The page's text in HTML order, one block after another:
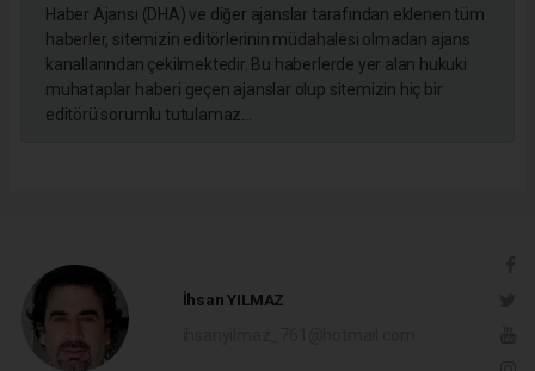
Haber Ajansı (DHA) ve diğer ajanslar tarafından eklenen tüm
haberler, sitemizin editörlerinin müdahalesi olmadan ajans
kanallarından çekilmektedir. Bu haberlerde yer alan hukuki
muhataplar haberi geçen ajanslar olup sitemizin hiç bir
editörü sorumlu tutulamaz...
İhsan YILMAZ